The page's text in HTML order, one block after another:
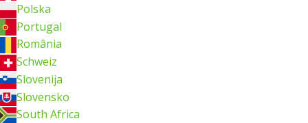
Polska
Portugal
România
Schweiz
Slovenija
Slovensko
South Africa